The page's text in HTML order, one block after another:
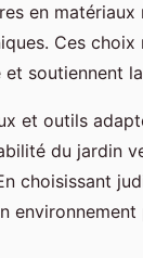
en matériaux
Ces choix
soutiennent
et outils
du jardin
choisissant